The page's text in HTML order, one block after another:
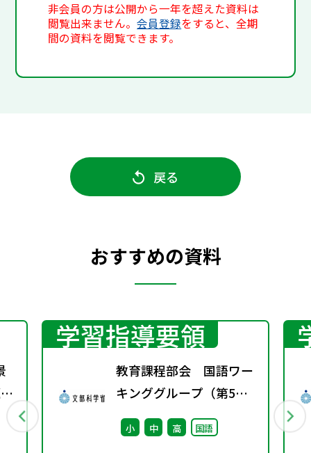
非会員の方は公開から一年を超えた資料は
閲覧出来ません。会員登録をすると、全期
間の資料を閲覧できます。
戻る
おすすめの資料
学習指導要領
教育課程部会 国語ワー
キンググループ（第5
回） 配付資料
小 中 高 国語